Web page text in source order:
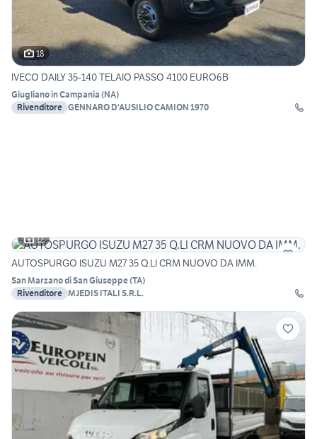
18
IVECO DAILY 35-140 TELAIO PASSO 4100 EURO6B
Giugliano in Campania (NA)
Rivenditore GENNARO D'AUSILIO CAMION 1970
12
AUTOSPURGO ISUZU M27 35 Q.LI CRM NUOVO DA IMM.
San Marzano di San Giuseppe(TA)
Rivenditore MJEDIS ITALI S.R.L.